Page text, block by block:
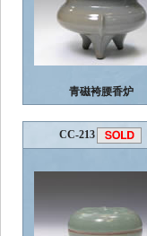
青磁袴腰香炉
CC-213